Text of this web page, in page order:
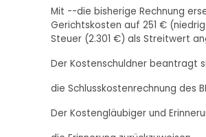
Mit --die bisherige Rechnung
Gerichtskosten auf 251 €
Steuer (2.301 €) als Streitwert
Der Kostenschuldner beantragt
die Schlusskostenrechnung des
Der Kostengläubiger und